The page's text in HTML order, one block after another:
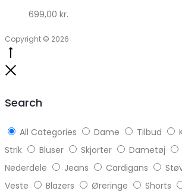
Lykke
699,00 kr.
Copyright © 2026
Search
All Categories Dame Tilbud
Strik
Bluser Skjorter Dametøj
Nederdele
Jeans Cardigans
Veste
Blazers Øreringe Shorts